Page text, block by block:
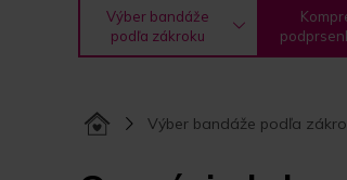
Výber bandáže
podľa zákroku
Výber bandáže podľa